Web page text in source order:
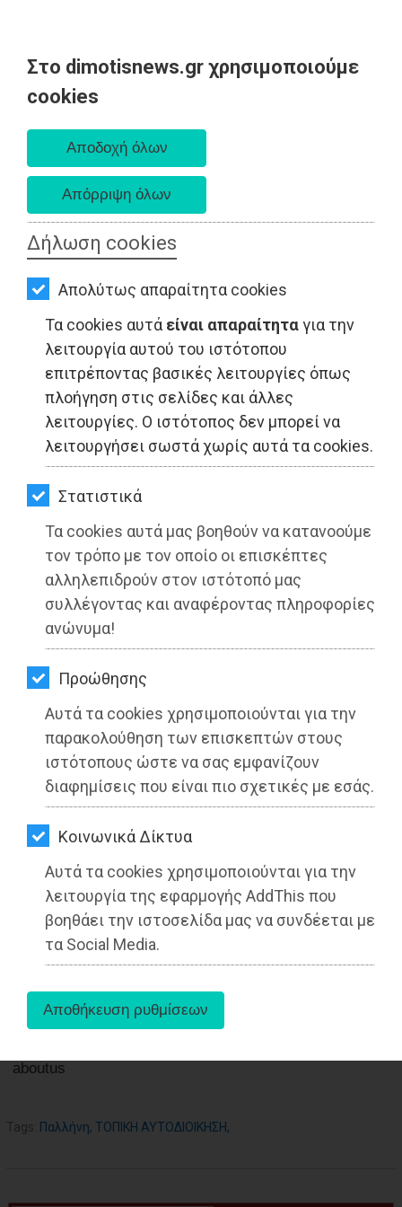
Στο dimotisnews.gr χρησιμοποιούμε
cookies
Δήλωση cookies
Απολύτως απαραίτητα cookies
Τα cookies αυτά είναι απαραίτηταγια την
λειτουργία αυτού του ιστότοπου
επιτρέποντας βασικές λειτουργίες όπως
πλοήγηση στις σελίδες και άλλες
λειτουργίες. Ο ιστότοπος δεν μπορεί να
λειτουργήσει σωστά χωρίς αυτά τα cookies.
Στατιστικά
Τα cookies αυτά μας βοηθούν να κατανοούμε
τον τρόπο με τον οποίο οι επισκέπτες
αλληλεπιδρούν στον ιστότοπό μας
συλλέγοντας και αναφέροντας πληροφορίες
ανώνυμα!
Προώθησης
Αυτά τα cookies χρησιμοποιούνται για την
παρακολούθηση των επισκεπτών στους
ιστότοπους ώστε να σας εμφανίζουν
διαφημίσεις που είναι πιο σχετικές με εσάς.
Kοινωνικά Δίκτυα
Αυτά τα cookies χρησιμοποιούνται για την
λειτουργία της εφαρμογής AddThis που
βοηθάει την ιστοσελίδα μας να συνδέεται με
τα Social Media.
AΡΧΙΚΗ
ΕΙΔΗΣΕΙΣ
ΠΟΛΙΤΙΚΗ
ΤΟΠΙΚΗ
ΑΥΤΟΔΙΟΙΚΗΣΗ
ΟΙΚΟΝΟΜΙΑ
ΑΘΛΗΤΙΣΜΟΣ
ΠΟΛΙΤΙΣΜΟΣ
ΣΠΙΤΙ-
ΚΗΠΟΣ
ΥΓΕΙΑ
LIFESTYLE
ΤΑΞΙΔΙΑ
ΕΞΟΔΟΣ
ΠΕΡΙΒΑΛΛΟΝ
ΚΑΤΟΙΚΙΔΙΟ
ΑΓΓΕΛΙΕΣ
ΕΦΗΜΕΡΙΔΕΣ
OΔΗΓΟΣ
ΑΓΟΡΑΣ
ΨΙΘΥΡΟΙ
ΑΠΟΣΤΟΛΗ
ΑΡΘΡΩΝ
ΤΟΠΙΚΗ ΑΥΤΟΔΙΟΙΚΗΣΗ - Παλλήνη
Ξεκινάει και το πρόγραμμα «The Green
City» στον Δήμο Παλλήνης
Διαβάστηκε 4132 φορές
05-10-2021
Από τo Dimotisnews
aboutus
Tags: Παλλήνη, ΤΟΠΙΚΗ ΑΥΤΟΔΙΟΙΚΗΣΗ,